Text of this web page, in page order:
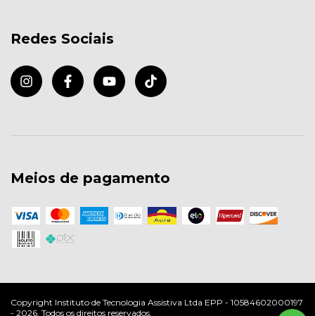
Redes Sociais
Meios de pagamento
Copyright Instituto de Tecnologia Assistiva Ltda EPP - 10584602000197
- 2026. Todos os direitos reservados.